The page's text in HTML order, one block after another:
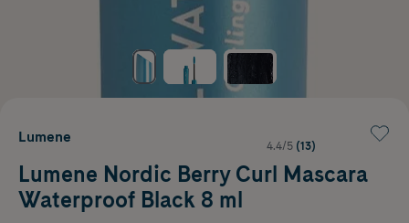
Lumene
4.4/5 (13)
Lumene Nordic Berry Curl Mascara
Waterproof Black 8 ml